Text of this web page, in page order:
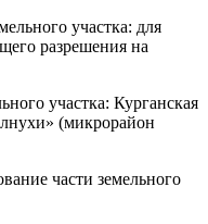
участка: для
разрешения на
участка: Курганская
(микрорайон
части земельного